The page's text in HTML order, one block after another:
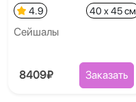
4.9 40 x 45 см
Сейшалы
8409₽ Заказать